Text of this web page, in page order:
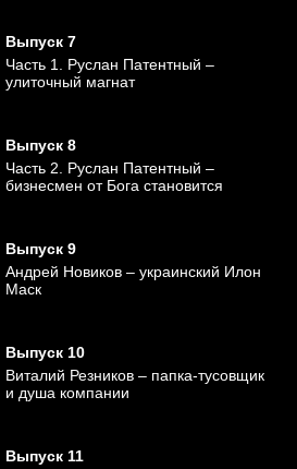
Выпуск 7
Часть 1. Руслан Патентный –
улиточный магнат
Выпуск 8
Часть 2. Руслан Патентный –
бизнесмен от Бога становится
Выпуск 9
Андрей Новиков – украинский Илон
Маск
Выпуск 10
Виталий Резников – папка-тусовщик
и душа компании
Выпуск 11